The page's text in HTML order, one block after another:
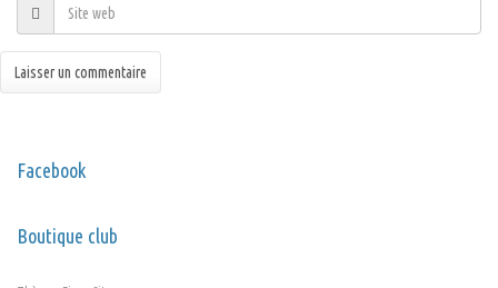
Facebook
Boutique club